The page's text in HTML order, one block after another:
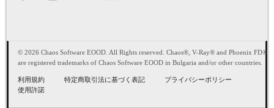
© 2026 Chaos Software EOOD. All Rights reserved. Chaos®, V-Ray® and Phoenix FD®
are registered trademarks of Chaos Software EOOD in Bulgaria and/or other countries.
利用規約 特定商取引法に基づく表記
プライバシーポリシー
使用許諾